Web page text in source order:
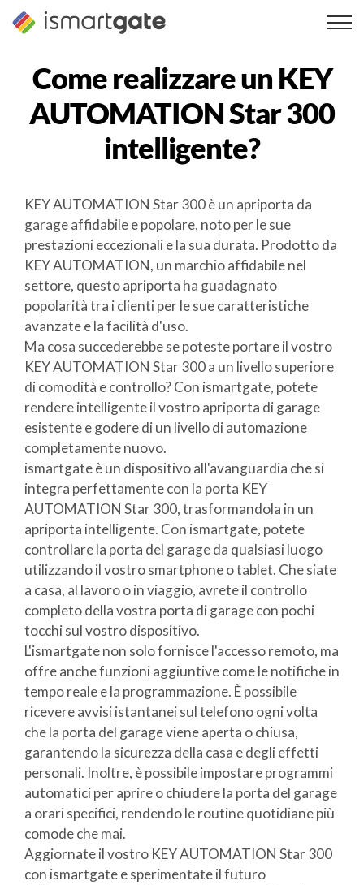
Come realizzare un KEY
AUTOMATION Star 300
intelligente?
KEY AUTOMATION Star 300 è un apriporta da
garage affidabile e popolare, noto per le sue
prestazioni eccezionali e la sua durata. Prodotto da
KEY AUTOMATION, un marchio affidabile nel
settore, questo apriporta ha guadagnato
popolarità tra i clienti per le sue caratteristiche
avanzate e la facilità d'uso.
Ma cosa succederebbe se poteste portare il vostro
KEY AUTOMATION Star 300 a un livello superiore
di comodità e controllo? Con ismartgate, potete
rendere intelligente il vostro apriporta di garage
esistente e godere di un livello di automazione
completamente nuovo.
ismartgate è un dispositivo all'avanguardia che si
integra perfettamente con la porta KEY
AUTOMATION Star 300, trasformandola in un
apriporta intelligente. Con ismartgate, potete
controllare la porta del garage da qualsiasi luogo
utilizzando il vostro smartphone o tablet. Che siate
a casa, al lavoro o in viaggio, avrete il controllo
completo della vostra porta di garage con pochi
tocchi sul vostro dispositivo.
L'ismartgate non solo fornisce l'accesso remoto, ma
offre anche funzioni aggiuntive come le notifiche in
tempo reale e la programmazione. È possibile
ricevere avvisi istantanei sul telefono ogni volta
che la porta del garage viene aperta o chiusa,
garantendo la sicurezza della casa e degli effetti
personali. Inoltre, è possibile impostare programmi
automatici per aprire o chiudere la porta del garage
a orari specifici, rendendo le routine quotidiane più
comode che mai.
Aggiornate il vostro KEY AUTOMATION Star 300
con ismartgate e sperimentate il futuro